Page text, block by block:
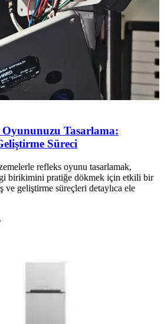
Tasarlama:
Süreci
refleks oyunu tasarlamak,
birikimini pratiğe dökmek için etkili bir
ve geliştirme süreçleri detaylıca ele